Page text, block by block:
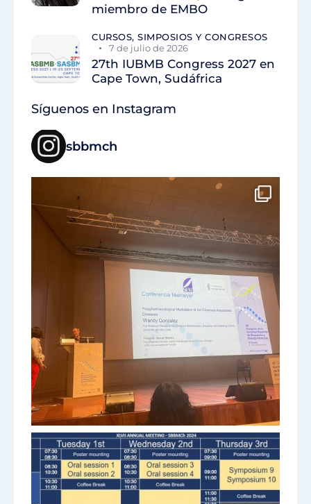
miembro de EMBO
CURSOS, SIMPOSIOS Y CONGRESOS
7 de julio de 2026
27th IUBMB Congress 2027 en
Cape Town, Sudáfrica
Síguenos en Instagram
sbbmch